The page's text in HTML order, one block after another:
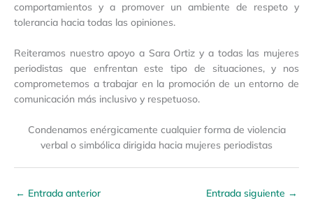
comportamientos y a promover un ambiente de respeto y
tolerancia hacia todas las opiniones.
Reiteramos nuestro apoyo a Sara Ortiz y a todas las mujeres
periodistas que enfrentan este tipo de situaciones, y nos
comprometemos a trabajar en la promoción de un entorno de
comunicación más inclusivo y respetuoso.
Condenamos enérgicamente cualquier forma de violencia
verbal o simbólica dirigida hacia mujeres periodistas
← Entrada anterior Entrada siguiente →